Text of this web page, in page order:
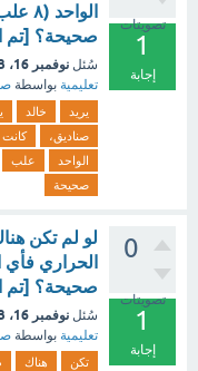
تصويتات
1
إجابة
صحيحة؟ [تم
سُئل نوفمبر 16، 2023
تعليمية بواسطة
يريد خالد
صناديق،
كانت
الواحد
علب
صحيحة
0
تصويتات
1
إجابة
لو لم تكن
الحراري فأي
صحيحة؟ [تم
سُئل نوفمبر 16، 2023
تعليمية بواسطة
تكن هناك